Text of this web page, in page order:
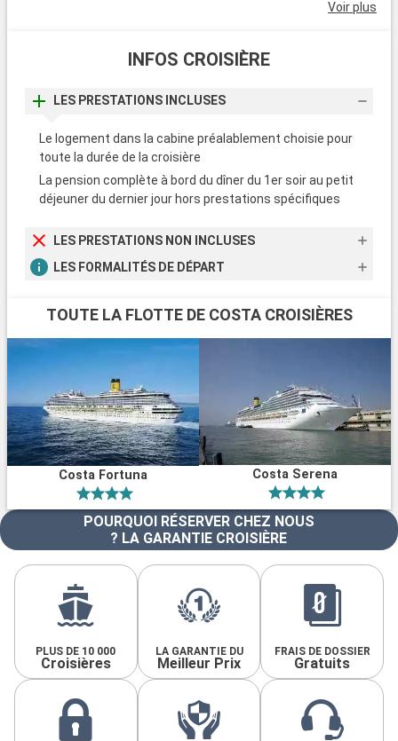
Voir plus
INFOS CROISIÈRE
LES PRESTATIONS INCLUSES
Le logement dans la cabine préalablement choisie pour
toute la durée de la croisière
La pension complète à bord du dîner du 1er soir au petit
déjeuner du dernier jour hors prestations spécifiques
LES PRESTATIONS NON INCLUSES
LES FORMALITÉS DE DÉPART
TOUTE LA FLOTTE DE COSTA CROISIÈRES
Costa Fortuna Costa Serena
POURQUOI RÉSERVER CHEZ NOUS
? LA GARANTIE CROISIÈRE
PLUS DE 10 000
Croisières
LA GARANTIE DU
Meilleur Prix
FRAIS DE DOSSIER
Gratuits